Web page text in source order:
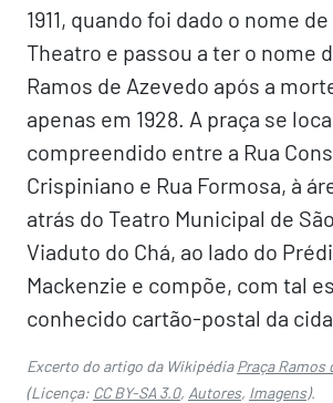
1911, quando foi dado o nome
Theatro e passou a ter o nome
Ramos de Azevedo após a
apenas em 1928. A praça se
compreendido entre a Rua
Crispiniano e Rua Formosa, à
atrás do Teatro Municipal de
Viaduto do Chá, ao lado do
Mackenzie e compõe, com tal
conhecido cartão-postal da
Excerto do artigo da WikipédiaPraça Ramos
(Licença: CC BY-SA 3.0, Autores, Imagens).